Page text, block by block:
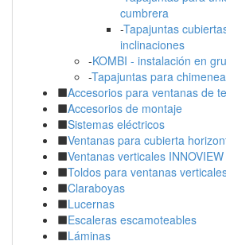
cumbrera
-Tapajuntas
inclinaciones
-KOMBI - instalación en
-Tapajuntas para
Accesorios para ventanas de
Accesorios de montaje
Sistemas eléctricos
Ventanas para cubierta
Ventanas verticales INNOVIEW
Toldos para ventanas
Claraboyas
Lucernas
Escaleras escamoteables
Láminas